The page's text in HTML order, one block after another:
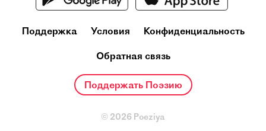
Поддержка Условия Конфиденциальность
Обратная связь
Поддержать Поэзию
© 2026 Poeziya